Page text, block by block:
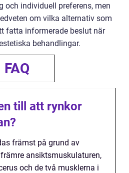
och individuell preferens, men
om vilka alternativ som
fatta informerade beslut när
behandlingar.
FAQ
till att rynkor
främst på grund av
ansiktsmuskulaturen,
och de två musklerna i